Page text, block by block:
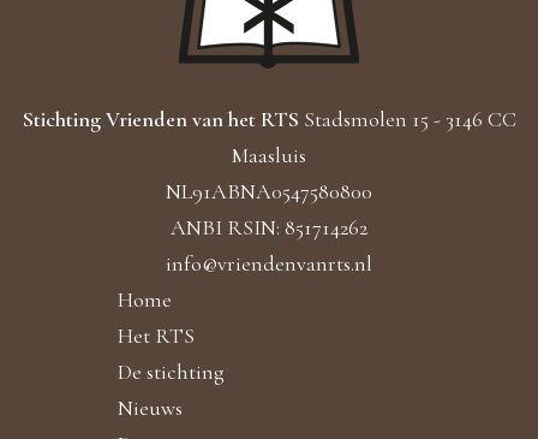
Stichting Vrienden van het RTS Stadsmolen 15 - 3146 CC
Maasluis
NL91ABNA0547580800
ANBI RSIN: 851714262
info@vriendenvanrts.nl
Home
Het RTS
De stichting
Nieuws